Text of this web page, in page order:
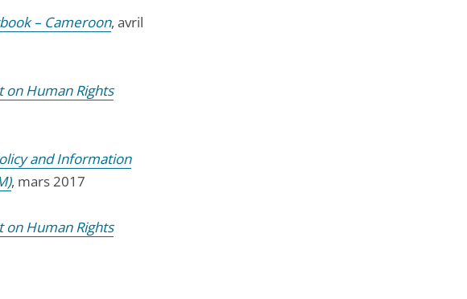
– Cameroon, avril
on Human Rights
and Information
, mars 2017
on Human Rights